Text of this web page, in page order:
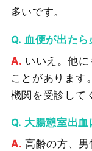
多いです。
血便が出た
いいえ。他
ことがあります
機関を受診して
大腸憩室出血
高齢の方、